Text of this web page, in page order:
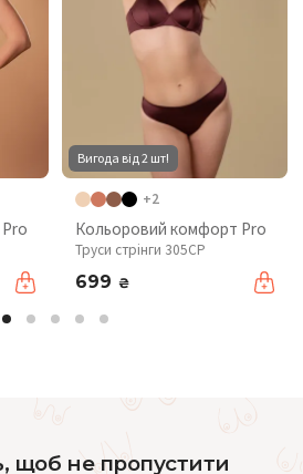
Вигода від 2 шт!
+2
Кольоровий комфорт Pro
Труси стрінги 305CP
699 ₴
щоб не пропустити